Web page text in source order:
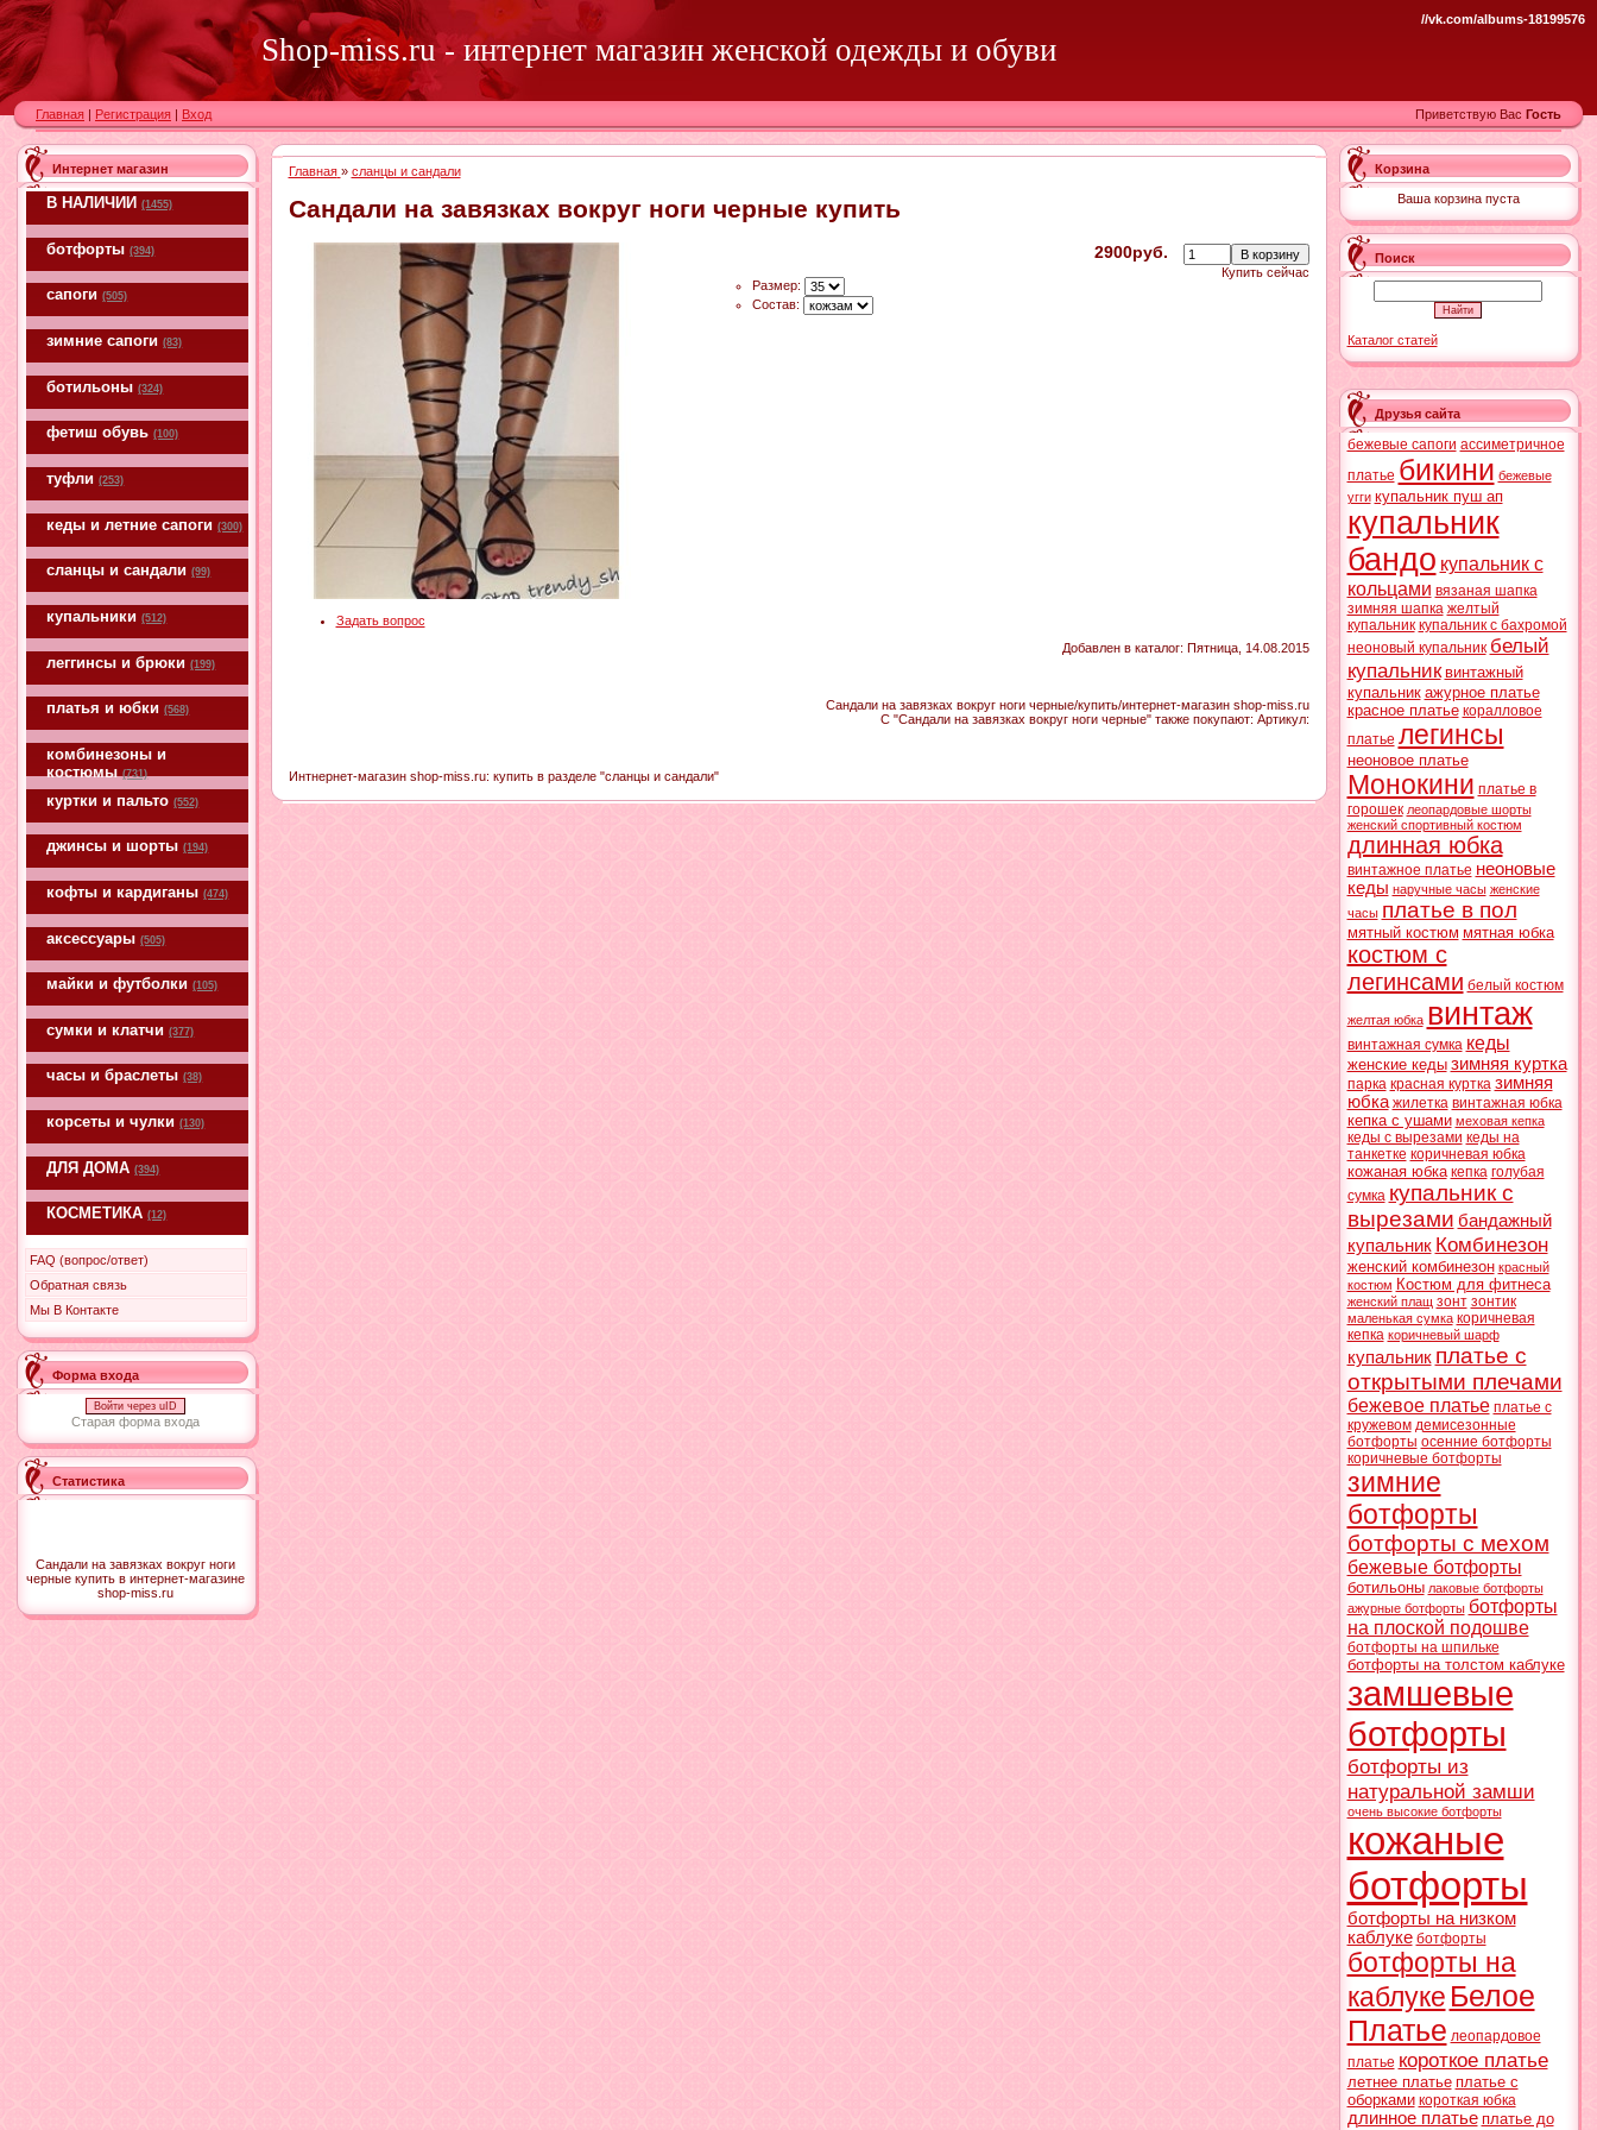
Shop-miss.ru - интернет магазин женской одежды и обуви
//vk.com/albums-18199576
Главная | Регистрация | Вход Приветствую Вас Гость
Интернет магазин
В НАЛИЧИИ(1455)
ботфорты(394)
сапоги(505)
зимние сапоги(83)
ботильоны(324)
фетиш обувь(100)
туфли(253)
кеды и летние сапоги(300)
сланцы и сандали(99)
купальники(512)
леггинсы и брюки(199)
платья и юбки(568)
комбинезоны и
костюмы(731)
куртки и пальто(552)
джинсы и шорты(194)
кофты и кардиганы(474)
аксессуары(505)
майки и футболки(105)
сумки и клатчи(377)
часы и браслеты(38)
корсеты и чулки(130)
ДЛЯ ДОМА(394)
КОСМЕТИКА(12)
FAQ (вопрос/ответ)
Обратная связь
Мы В Контакте
Форма входа
Войти через uID
Старая форма входа
Статистика
Сандали на завязках вокруг ноги
черные купить в интернет-магазине
shop-miss.ru
Главная » сланцы и сандали
Сандали на завязках вокруг ноги черные купить
2900руб.
Размер:
Состав:
Купить сейчас
Задать вопрос
Добавлен в каталог: Пятница, 14.08.2015
Сандали на завязках вокруг ноги черные/купить/интернет-магазин shop-miss.ru
С "Сандали на завязках вокруг ноги черные" также покупают: Артикул:
Интнернет-магазин shop-miss.ru: купить в разделе "сланцы и сандали"
Корзина
Ваша корзина пуста
Поиск
Каталог статей
Друзья сайта
бежевые сапоги ассиметричное
платье бикини бежевые
угги купальник пуш ап
купальник
бандо купальник с
кольцами вязаная шапка
зимняя шапка желтый
купальник купальник с бахромой
неоновый купальник белый
купальник винтажный
купальник ажурное платье
красное платье коралловое
платье легинсы
неоновое платье
Монокини платье в
горошек леопардовые шорты
женский спортивный костюм
длинная юбка
винтажное платье неоновые
кеды наручные часы женские
часы платье в пол
мятный костюм мятная юбка
костюм с
легинсами белый костюм
желтая юбка винтаж
винтажная сумка кеды
женские кеды зимняя куртка
парка красная куртка зимняя
юбка жилетка винтажная юбка
кепка с ушами меховая кепка
кеды с вырезами кеды на
танкетке коричневая юбка
кожаная юбка кепка голубая
сумка купальник с
вырезами бандажный
купальник Комбинезон
женский комбинезон красный
костюм Костюм для фитнеса
женский плащ зонт зонтик
маленькая сумка коричневая
кепка коричневый шарф
купальник платье с
открытыми плечами
бежевое платье платье с
кружевом демисезонные
ботфорты осенние ботфорты
коричневые ботфорты
зимние
ботфорты
ботфорты с мехом
бежевые ботфорты
ботильоны лаковые ботфорты
ажурные ботфорты ботфорты
на плоской подошве
ботфорты на шпильке
ботфорты на толстом каблуке
замшевые
ботфорты
ботфорты из
натуральной замши
очень высокие ботфорты
кожаные
ботфорты
ботфорты на низком
каблуке ботфорты
ботфорты на
каблуке Белое
Платье леопардовое
платье короткое платье
летнее платье платье с
оборками короткая юбка
длинное платье платье до